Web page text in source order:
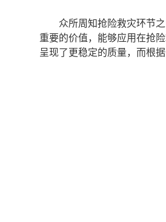
众所周知抢险救灾环节
重要的价值，能够应用在抢
呈现了更稳定的质量，而根